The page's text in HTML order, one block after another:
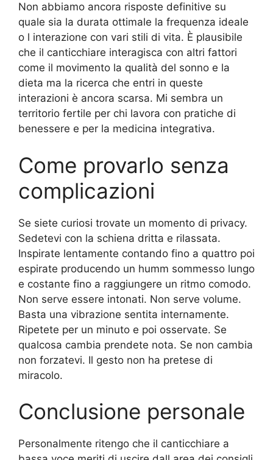
Non abbiamo ancora risposte definitive su
quale sia la durata ottimale la frequenza ideale
o l interazione con vari stili di vita. È plausibile
che il canticchiare interagisca con altri fattori
come il movimento la qualità del sonno e la
dieta ma la ricerca che entri in queste
interazioni è ancora scarsa. Mi sembra un
territorio fertile per chi lavora con pratiche di
benessere e per la medicina integrativa.
Come provarlo senza
complicazioni
Se siete curiosi trovate un momento di privacy.
Sedetevi con la schiena dritta e rilassata.
Inspirate lentamente contando fino a quattro poi
espirate producendo un humm sommesso lungo
e costante fino a raggiungere un ritmo comodo.
Non serve essere intonati. Non serve volume.
Basta una vibrazione sentita internamente.
Ripetete per un minuto e poi osservate. Se
qualcosa cambia prendete nota. Se non cambia
non forzatevi. Il gesto non ha pretese di
miracolo.
Conclusione personale
Personalmente ritengo che il canticchiare a